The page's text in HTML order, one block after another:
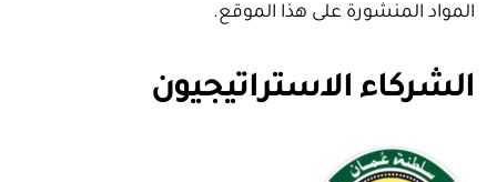
المواد المنشورة على هذا الموقع.
الشركاء الاستراتيجيون